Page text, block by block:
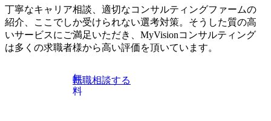
ィング・グループ出身者等 (https://www.xspear.co.jp/member/ta
keto_kajita/)） 多様なメンバー、多様なプロジェクトによる
自己成長機会が多く、新たなチャレンジが可能 100名規模に
も関わらず、外資系戦略コンサルティングファームや総合
り、常に刺激を受けながらプロジェクトワークが可能 総合
コンサルティングファームの名の通り、全方位のクライア
※顔出しは不要です。ご質問頂く際のみ、顔出ししていた
だければと存じます。
丁寧なキャリア相談、適切なコンサルティングファームの
紹介、ここでしか受けられない選考対策。そうした質の高
いサービスにご満足いただき、MyVisionコンサルティング
は多くの求職者様から高い評価を頂いています。
無
料
転職相談する